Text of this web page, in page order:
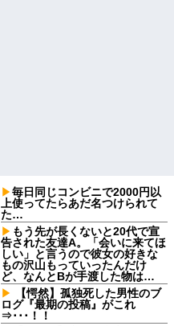
毎日同じコンビニで2000円以
上使ってたらあだ名つけられて
た…
もう先が長くないと20代で宣
告された友達A。「会いに来てほ
しい」と言うので彼女の好きな
もの沢山もっていったんだけ
ど、なんとBが手渡した物は…
【愕然】孤独死した男性のブ
ログ『最期の投稿』がこれ
⇒･･･！！